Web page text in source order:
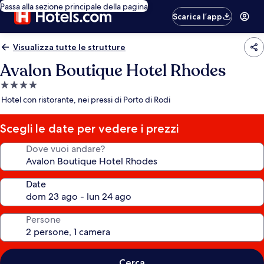
Passa alla sezione principale della pagina
Scarica l’app
Visualizza tutte le strutture
Avalon Boutique Hotel Rhodes
Struttura
a
stelle
Hotel con ristorante, nei pressi di Porto di Rodi
Scegli le date per vedere i prezzi
Dove vuoi andare?
Date
Persone